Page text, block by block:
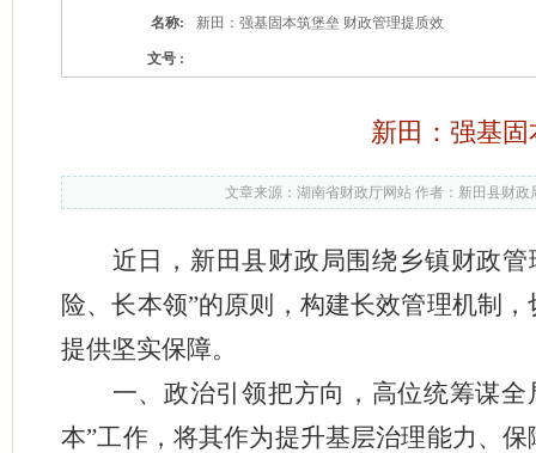
名称: 新田：强基固本筑堡垒 财政管理提质效
文号 :
新田：强基
文章来源：湖南省财政厅网站 作者：新田县财政
近日，新田县财政局围绕乡镇财政
险、长本领”的原则，构建长效管理机制
提供坚实保障。
一、政治引领把方向，高位统筹谋全
本”工作，将其作为提升基层治理能力、